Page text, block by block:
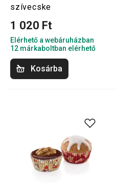
szívecske
1 020 Ft
Elérhető a webáruházban
12 márkaboltban elérhető
Kosárba